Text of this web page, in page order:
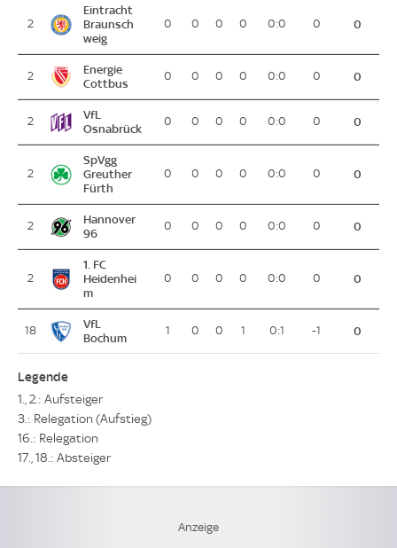
2
Eintracht
Braunsch
weig
0 0 0 0 0:0 0 0
2
Energie
Cottbus
0 0 0 0 0:0 0 0
2
VfL
Osnabrück
0 0 0 0 0:0 0 0
2
SpVgg
Greuther
Fürth
0 0 0 0 0:0 0 0
2
Hannover
96
0 0 0 0 0:0 0 0
2
1. FC
Heidenhei
m
0 0 0 0 0:0 0 0
18
VfL
Bochum
1 0 0 1 0:1 -1 0
Legende
1., 2.: Aufsteiger
3.: Relegation (Aufstieg)
16.: Relegation
17., 18.: Absteiger